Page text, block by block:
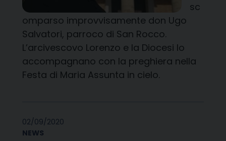
sc
omparso improvvisamente don Ugo
Salvatori, parroco di San Rocco.
L’arcivescovo Lorenzo e la Diocesi lo
accompagnano con la preghiera nella
Festa di Maria Assunta in cielo.
02/09/2020
NEWS